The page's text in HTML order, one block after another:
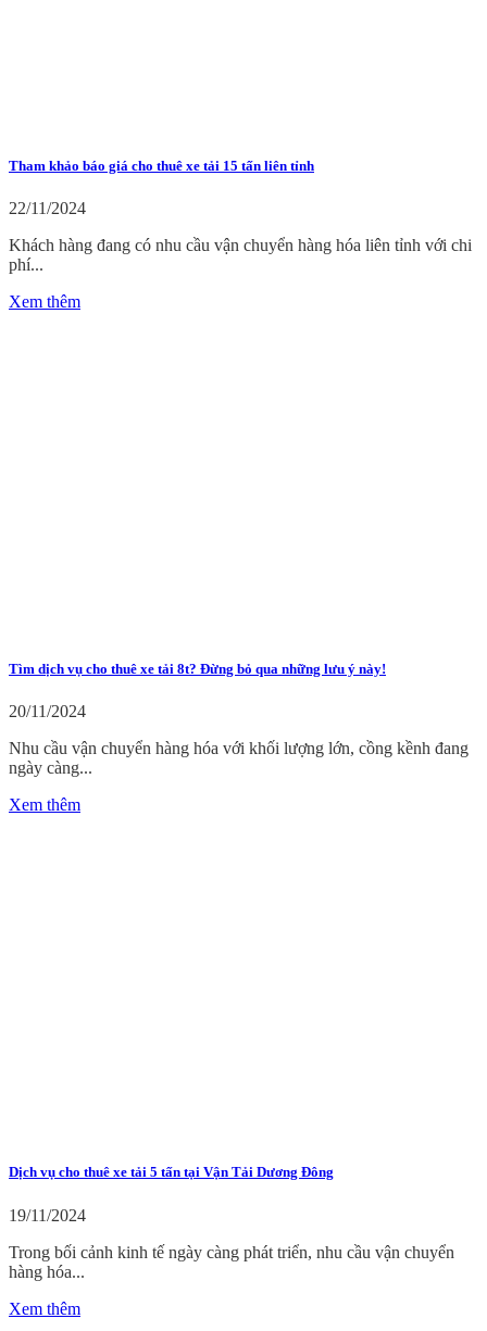
Tham khảo báo giá cho thuê xe tải 15 tấn liên tỉnh
22/11/2024
Khách hàng đang có nhu cầu vận chuyển hàng hóa liên tỉnh với chi
phí...
Xem thêm
Tìm dịch vụ cho thuê xe tải 8t? Đừng bỏ qua những lưu ý này!
20/11/2024
Nhu cầu vận chuyển hàng hóa với khối lượng lớn, cồng kềnh đang
ngày càng...
Xem thêm
Dịch vụ cho thuê xe tải 5 tấn tại Vận Tải Dương Đông
19/11/2024
Trong bối cảnh kinh tế ngày càng phát triển, nhu cầu vận chuyển
hàng hóa...
Xem thêm